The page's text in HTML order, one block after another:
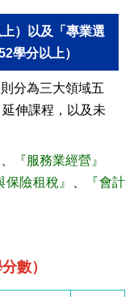
）以及「專業選
學分以上）
則分為三大領域五
伸課程，以及未
『服務業經營』
保險租稅』
『會計
數）